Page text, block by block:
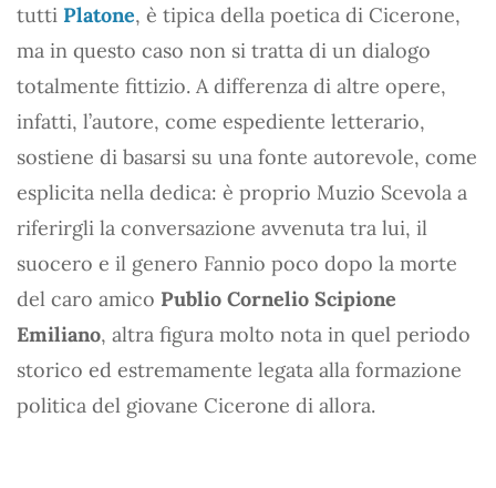
tutti Platone, è tipica della poetica di Cicerone,
ma in questo caso non si tratta di un dialogo
totalmente fittizio. A differenza di altre opere,
infatti, l’autore, come espediente letterario,
sostiene di basarsi su una fonte autorevole, come
esplicita nella dedica: è proprio Muzio Scevola a
riferirgli la conversazione avvenuta tra lui, il
suocero e il genero Fannio poco dopo la morte
del caro amico Publio Cornelio Scipione
Emiliano, altra figura molto nota in quel periodo
storico ed estremamente legata alla formazione
politica del giovane Cicerone di allora.